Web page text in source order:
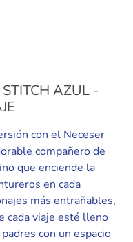
AZUL -
con el Neceser
compañero de
que enciende la
en cada
más entrañables,
cada viaje esté lleno
con un espacio